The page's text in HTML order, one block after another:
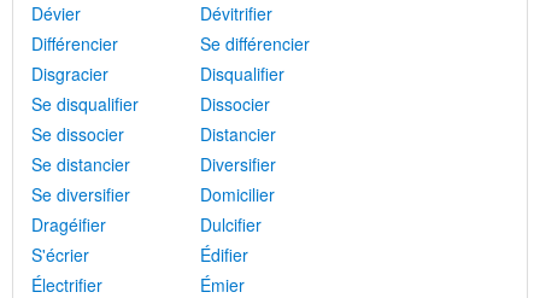
Dévier
Dévitrifier
Différencier
Se différencier
Disgracier
Disqualifier
Se disqualifier
Dissocier
Se dissocier
Distancier
Se distancier
Diversifier
Se diversifier
Domicilier
Dragéifier
Dulcifier
S'écrier
Édifier
Électrifier
Émier